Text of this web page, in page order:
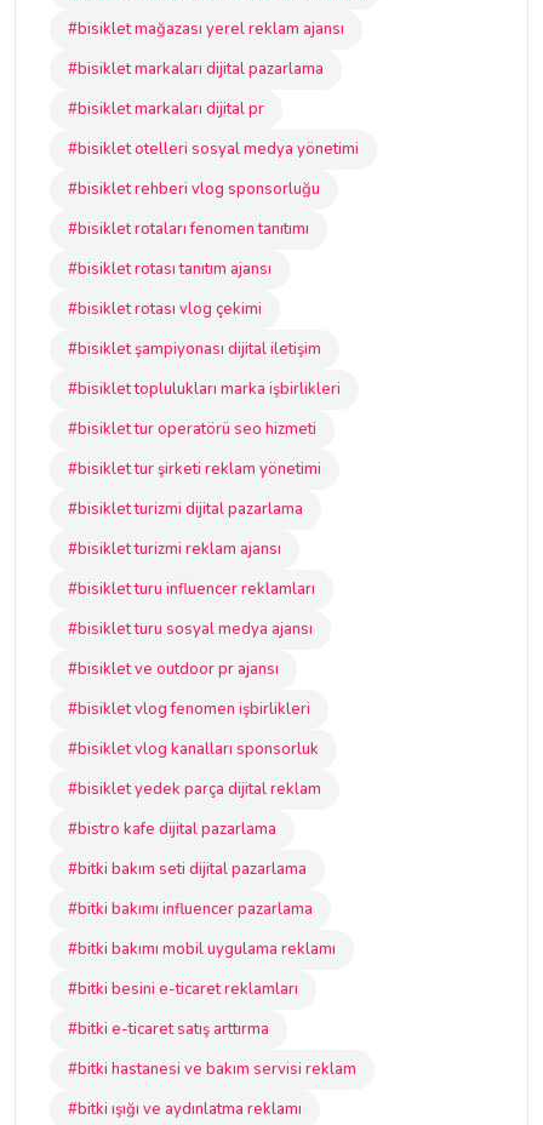
#bisiklet mağazası yerel reklam ajansı
#bisiklet markaları dijital pazarlama
#bisiklet markaları dijital pr
#bisiklet otelleri sosyal medya yönetimi
#bisiklet rehberi vlog sponsorluğu
#bisiklet rotaları fenomen tanıtımı
#bisiklet rotası tanıtım ajansı
#bisiklet rotası vlog çekimi
#bisiklet şampiyonası dijital iletişim
#bisiklet toplulukları marka işbirlikleri
#bisiklet tur operatörü seo hizmeti
#bisiklet tur şirketi reklam yönetimi
#bisiklet turizmi dijital pazarlama
#bisiklet turizmi reklam ajansı
#bisiklet turu influencer reklamları
#bisiklet turu sosyal medya ajansı
#bisiklet ve outdoor pr ajansı
#bisiklet vlog fenomen işbirlikleri
#bisiklet vlog kanalları sponsorluk
#bisiklet yedek parça dijital reklam
#bistro kafe dijital pazarlama
#bitki bakım seti dijital pazarlama
#bitki bakımı influencer pazarlama
#bitki bakımı mobil uygulama reklamı
#bitki besini e-ticaret reklamları
#bitki e-ticaret satış arttırma
#bitki hastanesi ve bakım servisi reklam
#bitki ışığı ve aydınlatma reklamı